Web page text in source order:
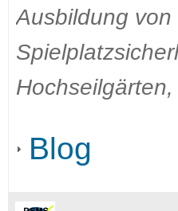
Ausbildung
Blog